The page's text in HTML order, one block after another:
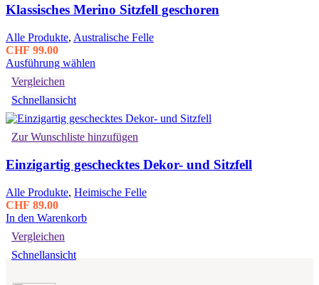
können
der
Klassisches Merino Sitzfell geschoren
Alle Produkte, Australische Felle
CHF 99.00
Ausführung wählen
Varianten
auf.
Die
können
der
Vergleichen
Schnellansicht
Zur Wunschliste hinzufügen
Einzigartig geschecktes Dekor- und Sitzfell
Alle Produkte, Heimische Felle
CHF 89.00
In den Warenkorb
Vergleichen
Schnellansicht